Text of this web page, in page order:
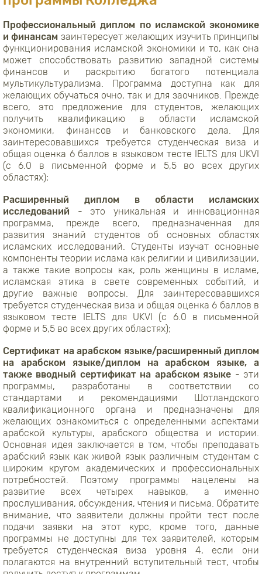
Профессиональный диплом по исламской экономике
и финансам заинтересует желающих изучить принципы
функционирования исламской экономики и то, как она
может способствовать развитию западной системы
финансов и раскрытию богатого потенциала
мультикультурализма. Программа доступна как для
желающих обучаться очно, так и для заочников. Прежде
всего, это предложение для студентов, желающих
получить квалификацию в области исламской
экономики, финансов и банковского дела. Для
заинтересовавшихся требуется студенческая виза и
общая оценка 6 баллов в языковом тесте IELTS для UKVI
(с 6.0 в письменной форме и 5,5 во всех других
областях);
Расширенный диплом в области исламских
исследований - это уникальная и инновационная
программа, прежде всего, предназначенная для
развития знаний студентов об основных областях
исламских исследований. Студенты изучат основные
компоненты теории ислама как религии и цивилизации,
а также такие вопросы как, роль женщины в исламе,
исламская этика в свете современных событий, и
другие важные вопросы. Для заинтересовавшихся
требуется студенческая виза и общая оценка 6 баллов в
языковом тесте IELTS для UKVI (с 6.0 в письменной
форме и 5,5 во всех других областях);
Сертификат на арабском языке/расширенный диплом
на арабском языке/диплом на арабском языке, а
также вводный сертификат на арабском языке - эти
программы, разработаны в соответствии со
стандартами и рекомендациями Шотландского
квалификационного органа и предназначены для
желающих ознакомиться с определенными аспектами
арабской культуры, арабского общества и истории.
Основная идея заключается в том, чтобы преподавать
арабский язык как живой язык различным студентам с
широким кругом академических и профессиональных
потребностей. Поэтому программы нацелены на
развитие всех четырех навыков, а именно
прослушивания, обсуждения, чтения и письма. Обратите
внимание, что заявители должны пройти тест после
подачи заявки на этот курс, кроме того, данные
программы не доступны для тех заявителей, которым
требуется студенческая виза уровня 4, если они
полагаются на внутренний вступительный тест, чтобы